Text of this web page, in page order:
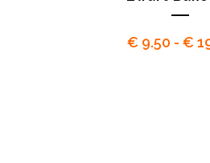
€ 9.50 - €